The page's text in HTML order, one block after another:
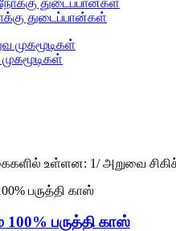
துடைப்பான்கள்
உள்ளன: 1/ அறுவை
100% பருத்தி காஸ்